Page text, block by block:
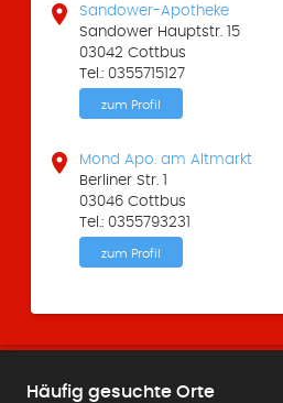

Sandower-Apotheke
Sandower Hauptstr. 15
03042 Cottbus
Tel.: 0355715127
zum Profil

Mond Apo. am Altmarkt
Berliner Str. 1
03046 Cottbus
Tel.: 0355793231
zum Profil
Häufig gesuchte Orte